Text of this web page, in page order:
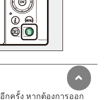
อีกครั้ง หากต้องการออก